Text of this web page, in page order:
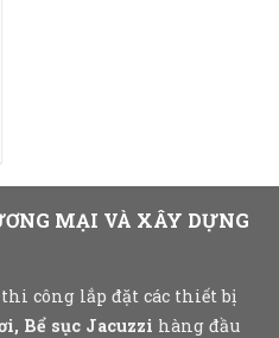
MẠI VÀ XÂY DỰNG
công lắp đặt các thiết bị
Bể sục Jacuzzi hàng đầu